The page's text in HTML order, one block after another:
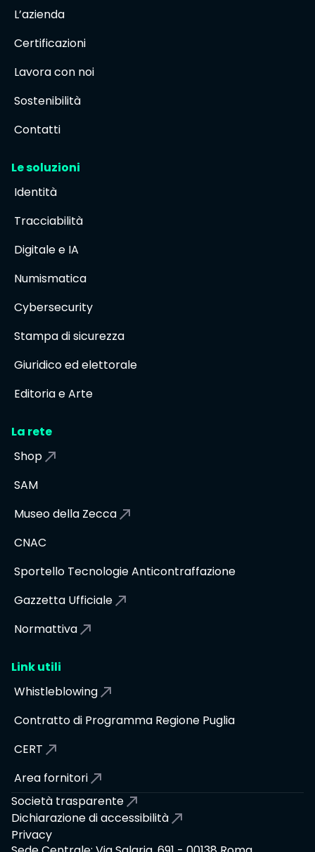
L’azienda
Certificazioni
Lavora con noi
Sostenibilità
Contatti
Le soluzioni
Identità
Tracciabilità
Digitale e IA
Numismatica
Cybersecurity
Stampa di sicurezza
Giuridico ed elettorale
Editoria e Arte
La rete
Shop
SAM
Museo della Zecca
CNAC
Sportello Tecnologie Anticontraffazione
Gazzetta Ufficiale
Normattiva
Link utili
Whistleblowing
Contratto di Programma Regione Puglia
CERT
Area fornitori
Società trasparente
Dichiarazione di accessibilità
Privacy